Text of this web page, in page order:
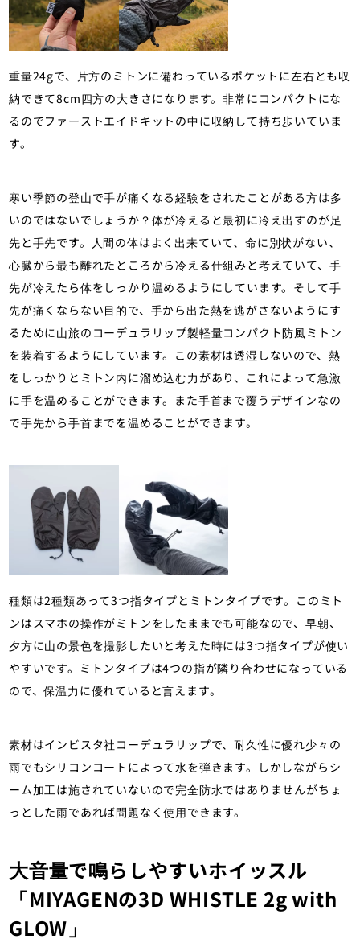
重量24gで、片方のミトンに備わっているポケットに左右とも収
納できて8cm四方の大きさになります。非常にコンパクトにな
るのでファーストエイドキットの中に収納して持ち歩いていま
す。
寒い季節の登山で手が痛くなる経験をされたことがある方は多
いのではないでしょうか？体が冷えると最初に冷え出すのが足
先と手先です。人間の体はよく出来ていて、命に別状がない、
心臓から最も離れたところから冷える仕組みと考えていて、手
先が冷えたら体をしっかり温めるようにしています。そして手
先が痛くならない目的で、手から出た熱を逃がさないようにす
るために山旅のコーデュラリップ製軽量コンパクト防風ミトン
を装着するようにしています。この素材は透湿しないので、熱
をしっかりとミトン内に溜め込む力があり、これによって急激
に手を温めることができます。また手首まで覆うデザインなの
で手先から手首までを温めることができます。
種類は2種類あって3つ指タイプとミトンタイプです。このミト
ンはスマホの操作がミトンをしたままでも可能なので、早朝、
夕方に山の景色を撮影したいと考えた時には3つ指タイプが使い
やすいです。ミトンタイプは4つの指が隣り合わせになっている
ので、保温力に優れていると言えます。
素材はインビスタ社コーデュラリップで、耐久性に優れ少々の
雨でもシリコンコートによって水を弾きます。しかしながらシ
ーム加工は施されていないので完全防水ではありませんがちょ
っとした雨であれば問題なく使用できます。
大音量で鳴らしやすいホイッスル
「MIYAGENの3D WHISTLE 2g with
GLOW」